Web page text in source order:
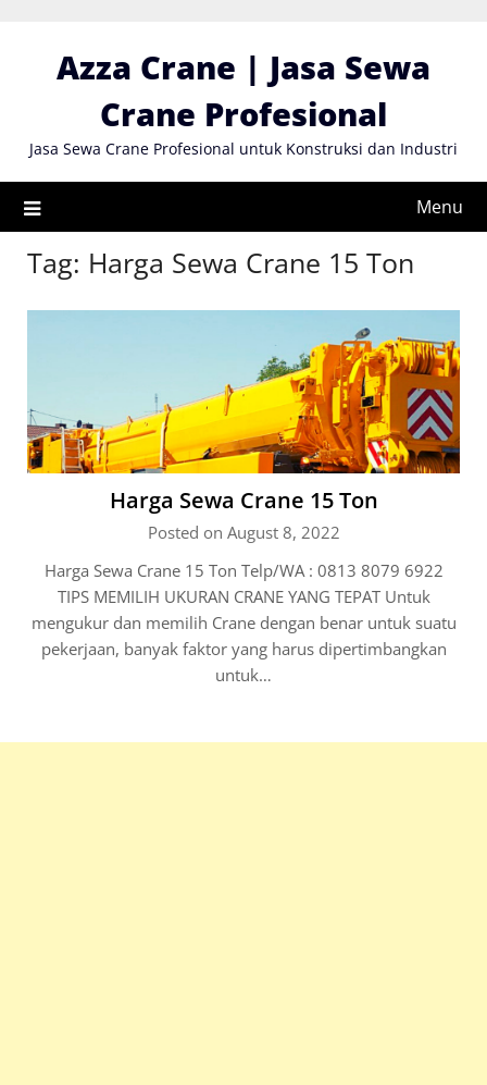
contentAzza Crane | Jasa Sewa
Crane Profesional
Jasa Sewa Crane Profesional untuk Konstruksi dan Industri
Menu
Tag: Harga Sewa Crane 15 Ton
Harga Sewa Crane 15 Ton
Posted on August 8, 2022
Harga Sewa Crane 15 Ton Telp/WA : 0813 8079 6922
TIPS MEMILIH UKURAN CRANE YANG TEPAT Untuk
mengukur dan memilih Crane dengan benar untuk suatu
pekerjaan, banyak faktor yang harus dipertimbangkan
untuk…